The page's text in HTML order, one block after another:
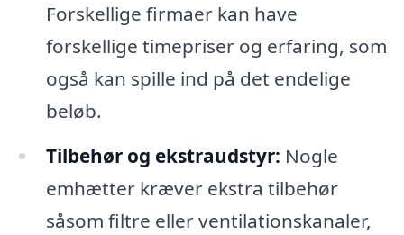
Forskellige firmaer kan have
forskellige timepriser og erfaring, som
også kan spille ind på det endelige
beløb.
Tilbehør og ekstraudstyr: Nogle
emhætter kræver ekstra tilbehør
såsom filtre eller ventilationskanaler,